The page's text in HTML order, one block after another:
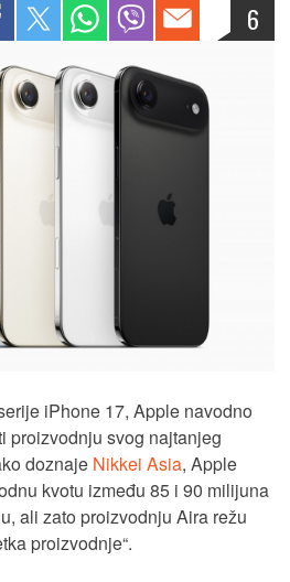
6
iPhone 17, Apple navodno
proizvodnju svog najtanjeg
doznaje Nikkei Asia, Apple
kvotu između 85 i 90 milijuna
ali zato proizvodnju Aira režu
proizvodnje“.